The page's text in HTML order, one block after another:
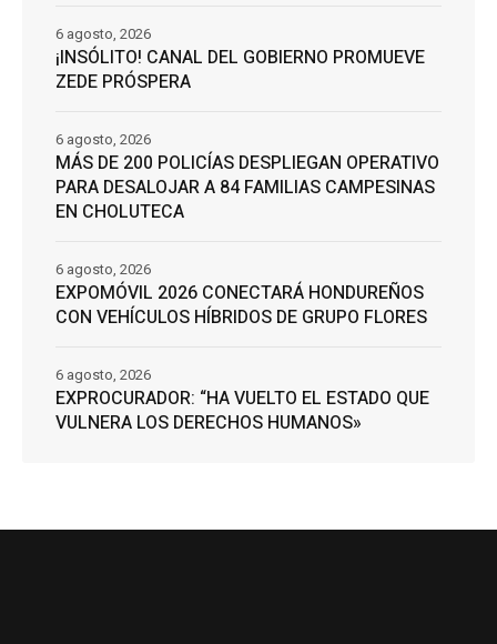
¡INSÓLITO! CANAL DEL GOBIERNO PROMUEVE
ZEDE PRÓSPERA
6 agosto, 2026
MÁS DE 200 POLICÍAS DESPLIEGAN OPERATIVO
PARA DESALOJAR A 84 FAMILIAS CAMPESINAS
EN CHOLUTECA
6 agosto, 2026
EXPOMÓVIL 2026 CONECTARÁ HONDUREÑOS
CON VEHÍCULOS HÍBRIDOS DE GRUPO FLORES
6 agosto, 2026
EXPROCURADOR: “HA VUELTO EL ESTADO QUE
VULNERA LOS DERECHOS HUMANOS»
6 agosto, 2026